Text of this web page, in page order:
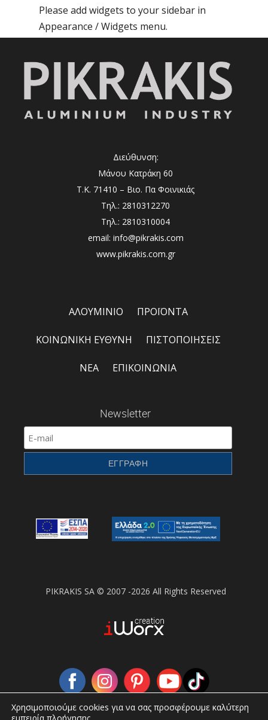
Please add widgets to your sidebar in
Appearance / Widgets menu.
Διεύθυνση:
Μάνου Κατράκη 60
Τ.Κ. 71410 – Βιο. Πα Φοινικιάς
Τηλ.: 2810312270
Τηλ.: 2810310004
email: info@pikrakis.com
www.pikrakis.com.gr
ΑΛΟΥΜΙΝΙΟ ΠΡΟΪΟΝΤΑ
ΚΟΙΝΩΝΙΚΗ ΕΥΘΥΝΗ ΠΙΣΤΟΠΟΙΗΣΕΙΣ
ΝΕΑ ΕΠΙΚΟΙΝΩΝΙΑ
Newsletter
PIKRAKIS SA © 2007 -2026 All Rights Reserved
Χρησιμοποιούμε cookies για να σας προσφέρουμε καλύτερη